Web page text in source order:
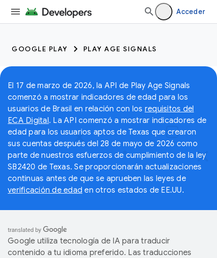
Acceder
GOOGLE PLAY PLAY AGE SIGNALS
El 17 de marzo de 2026, la API de Play Age Signals
comenzó a mostrar indicadores de edad para los
usuarios de Brasil en relación con los requisitos del
ECA Digital. La API comenzó a mostrar indicadores de
edad para los usuarios aptos de Texas que crearon
sus cuentas después del 28 de mayo de 2026 como
parte de nuestros esfuerzos de cumplimiento de la ley
SB2420 de Texas. Se proporcionarán actualizaciones
continuas antes de que se aprueben las leyes de
verificación de edad en otros estados de EE.UU.
Google utiliza tecnología de IA para traducir
contenido a tu idioma preferido. Las traducciones